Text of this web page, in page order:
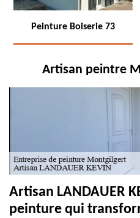
Peinture Boiserie 73
Artisan peintre
Artisan LANDAUER
peinture qui